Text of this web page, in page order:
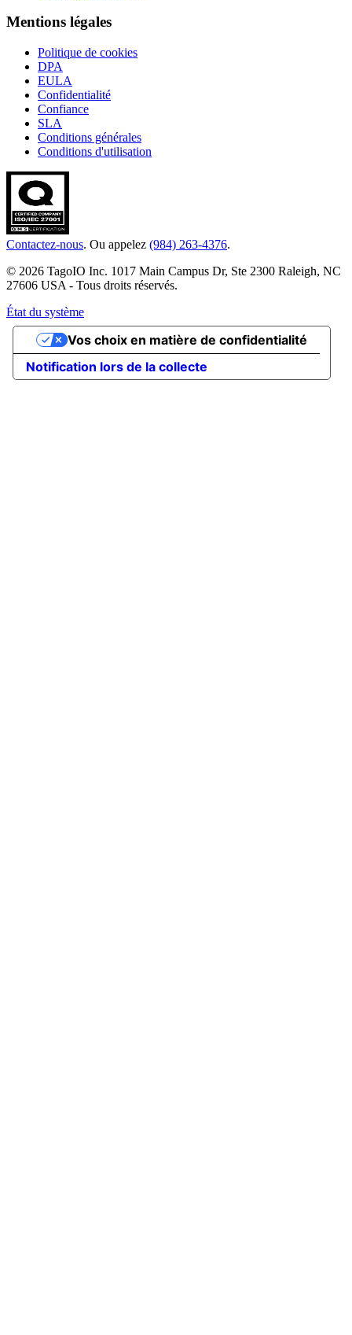
Mentions légales
Politique de cookies
DPA
EULA
Confidentialité
Confiance
SLA
Conditions générales
Conditions d'utilisation
Contactez-nous. Ou appelez (984) 263-4376.
© 2026 TagoIO Inc. 1017 Main Campus Dr, Ste 2300 Raleigh, NC
27606 USA - Tous droits réservés.
État du système
Notification lors de la collecte
Vos choix en matière de confidentialité